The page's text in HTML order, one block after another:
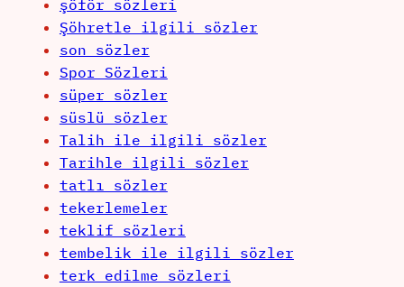
şöför sözleri
Şöhretle ilgili sözler
son sözler
Spor Sözleri
süper sözler
süslü sözler
Talih ile ilgili sözler
Tarihle ilgili sözler
tatlı sözler
tekerlemeler
teklif sözleri
tembelik ile ilgili sözler
terk edilme sözleri